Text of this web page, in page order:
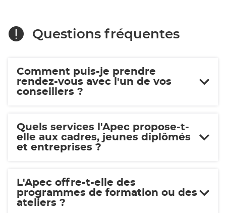
Questions fréquentes
Comment puis-je prendre
rendez-vous avec l'un de vos
conseillers ?
Quels services l'Apec propose-t-
elle aux cadres, jeunes diplômés
et entreprises ?
L'Apec offre-t-elle des
programmes de formation ou des
ateliers ?